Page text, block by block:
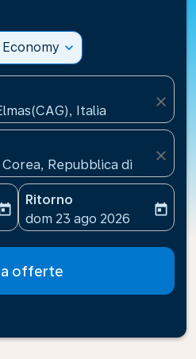
expand_more
Italia
close
Corea, Repubblica di
close
date-aria-label
Ritorno
fc-booking-return-date-
dom 23 ago 2026
today
offerte